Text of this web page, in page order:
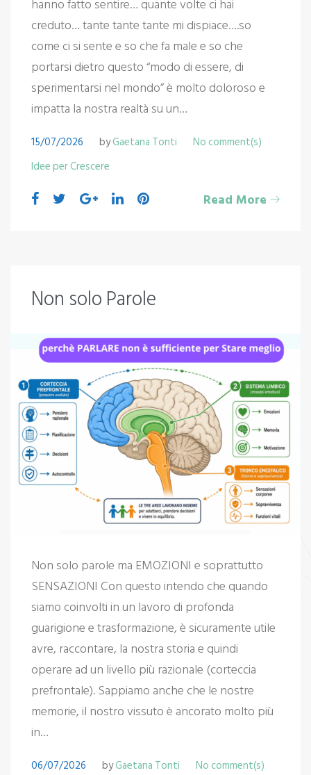
hanno fatto sentire… quante volte ci hai
creduto… tante tante tante mi dispiace….so
come ci si sente e so che fa male e so che
portarsi dietro questo “modo di essere, di
sperimentarsi nel mondo” è molto doloroso e
impatta la nostra realtà su un…
15/07/2026 byGaetana Tonti
No comment(s)
Idee per Crescere
Read More
Non solo Parole
Non solo parole ma EMOZIONI e soprattutto
SENSAZIONI Con questo intendo che quando
siamo coinvolti in un lavoro di profonda
guarigione e trasformazione, è sicuramente utile
avre, raccontare, la nostra storia e quindi
operare ad un livello più razionale (corteccia
prefrontale). Sappiamo anche che le nostre
memorie, il nostro vissuto è ancorato molto più
in…
06/07/2026 byGaetana Tonti
No comment(s)